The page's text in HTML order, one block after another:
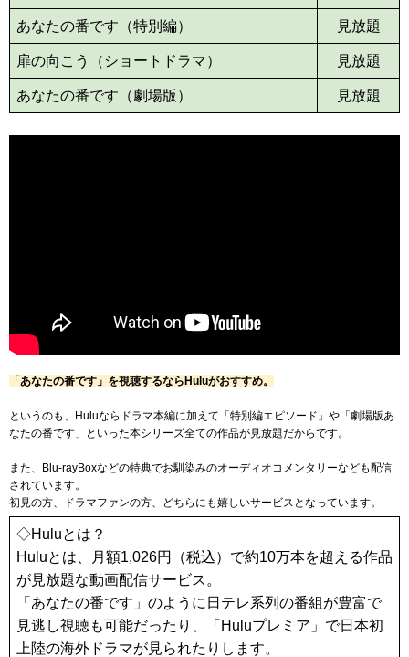
あなたの番です（特別編） 見放題
扉の向こう（ショートドラマ） 見放題
あなたの番です（劇場版） 見放題
「あなたの番です」を視聴するならHuluがおすすめ。
というのも、Huluならドラマ本編に加えて「特別編エピソード」や「劇場版あ
なたの番です」といった本シリーズ全ての作品が見放題だからです。
また、Blu-rayBoxなどの特典でお馴染みのオーディオコメンタリーなども配信
されています。
初見の方、ドラマファンの方、どちらにも嬉しいサービスとなっています。
◇Huluとは？
Huluとは、月額1,026円（税込）で約10万本を超える作品
が見放題な動画配信サービス。
「あなたの番です」のように日テレ系列の番組が豊富で
見逃し視聴も可能だったり、「Huluプレミア」で日本初
上陸の海外ドラマが見られたりします。